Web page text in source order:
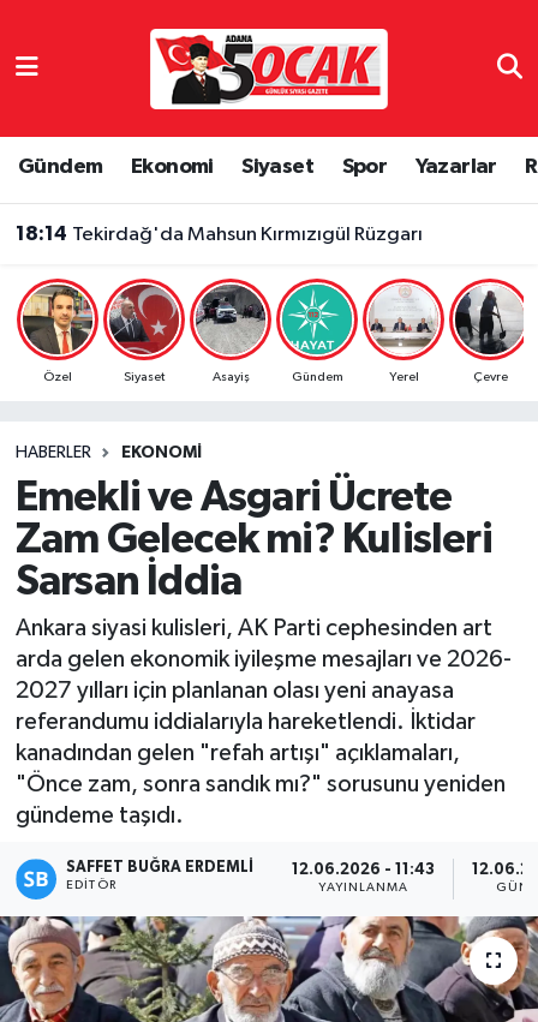
Gündem Ekonomi Siyaset Spor Yazarlar
18:14 Tekirdağ'da Mahsun Kırmızıgül Rüzgarı
Özel Siyaset Asayiş Gündem Yerel Çevre
HABERLER EKONOMI
Emekli ve Asgari Ücrete
Zam Gelecek mi? Kulisleri
Sarsan İddia
Ankara siyasi kulisleri, AK Parti cephesinden art
arda gelen ekonomik iyileşme mesajları ve 2026-
2027 yılları için planlanan olası yeni anayasa
referandumu iddialarıyla hareketlendi. İktidar
kanadından gelen "refah artışı" açıklamaları,
"Önce zam, sonra sandık mı?" sorusunu yeniden
gündeme taşıdı.
SAFFET BUĞRA ERDEMLI
EDITÖR
12.06.2026 - 11:43
YAYINLANMA
Dünya
Eğitim
Gündem
Haber Reklam
Magazin
Özel
Resmi İlanlar
Sağlık
Siyaset
Spor
Yaşam
Yerel Yönetimler
Adana Nöbetçi Eczaneler
Adana Trafik Yoğunluk Haritası
Süper Lig Puan Durumu ve Fikstür
Son Dakika Haberleri
Haber Arşivi